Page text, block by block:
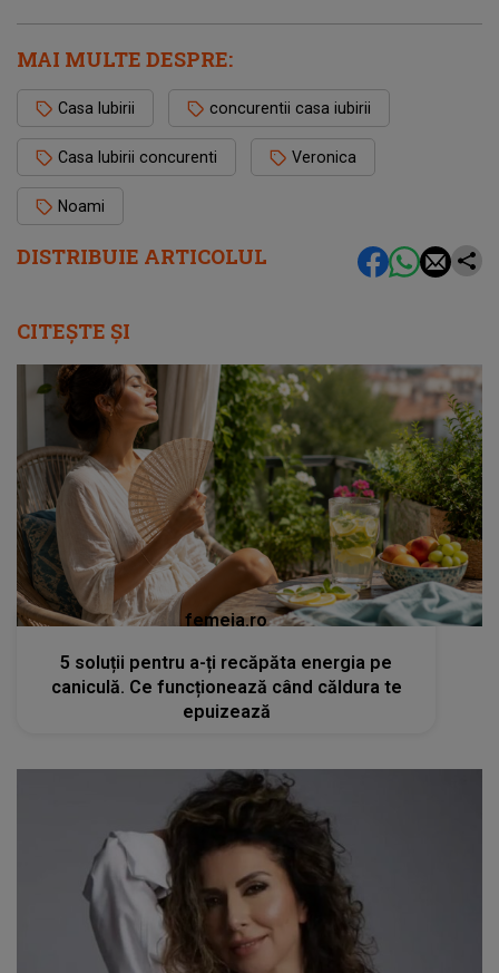
DISTRIBUIE ARTICOLUL
MAI MULTE DESPRE:
Casa Iubirii concurentii casa iubirii
Casa Iubirii concurenti Veronica
Noami
CITEȘTE ȘI
femeia.ro
5 soluții pentru a-ți recăpăta energia pe
caniculă. Ce funcționează când căldura te
epuizează